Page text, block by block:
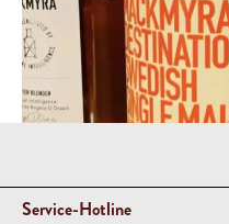
Service-Hotline